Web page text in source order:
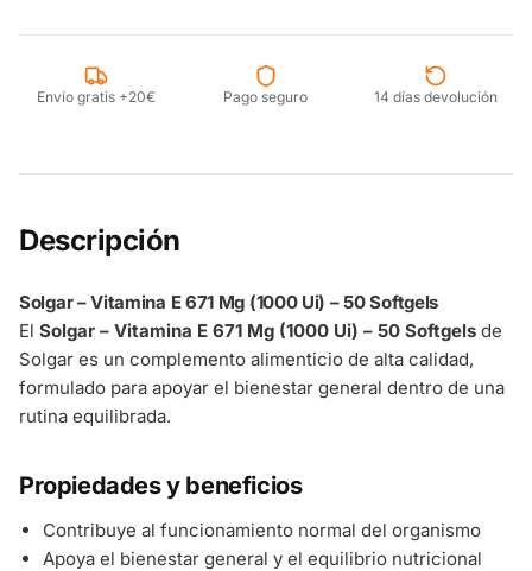
Envío gratis +20€ Pago seguro 14 días devolución
Descripción
Solgar – Vitamina E 671 Mg (1000 Ui) – 50 Softgels
El Solgar – Vitamina E 671 Mg (1000 Ui) – 50 Softgels de
Solgar es un complemento alimenticio de alta calidad,
formulado para apoyar el bienestar general dentro de una
rutina equilibrada.
Propiedades y beneficios
Contribuye al funcionamiento normal del organismo
Apoya el bienestar general y el equilibrio nutricional